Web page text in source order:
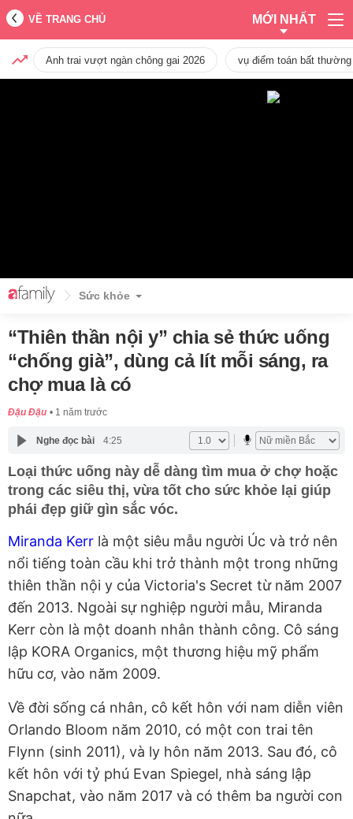
VỀ TRANG CHỦ MỚI NHẤT
Anh trai vượt ngàn chông gai 2026 vụ điểm toán bất
Sức khỏe
“Thiên thần nội y” chia sẻ thức uống
“chống già”, dùng cả lít mỗi sáng, ra
chợ mua là có
Đậu Đậu 1 năm trước
Nghe đọc bài 4:25
Loại thức uống này dễ dàng tìm mua ở chợ hoặc
trong các siêu thị, vừa tốt cho sức khỏe lại giúp
phái đẹp giữ gìn sắc vóc.
Miranda Kerr là một siêu mẫu người Úc và trở nên
nổi tiếng toàn cầu khi trở thành một trong những
thiên thần nội y của Victoria's Secret từ năm 2007
đến 2013. Ngoài sự nghiệp người mẫu, Miranda
Kerr còn là một doanh nhân thành công. Cô sáng
lập KORA Organics, một thương hiệu mỹ phẩm
hữu cơ, vào năm 2009.
Về đời sống cá nhân, cô kết hôn với nam diễn viên
Orlando Bloom năm 2010, có một con trai tên
Flynn (sinh 2011), và ly hôn năm 2013. Sau đó, cô
kết hôn với tỷ phú Evan Spiegel, nhà sáng lập
Snapchat, vào năm 2017 và có thêm ba người con